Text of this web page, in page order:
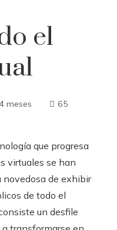
el
meses 65
que progresa
virtuales se han
novedosa de exhibir
de todo el
un desfile